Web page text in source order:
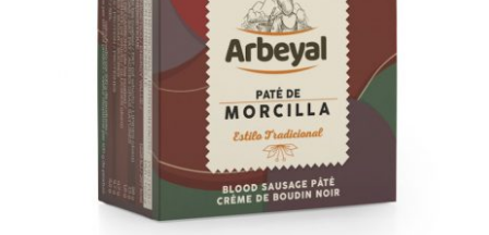
AÑADIR AL CARRITO
DETALLES